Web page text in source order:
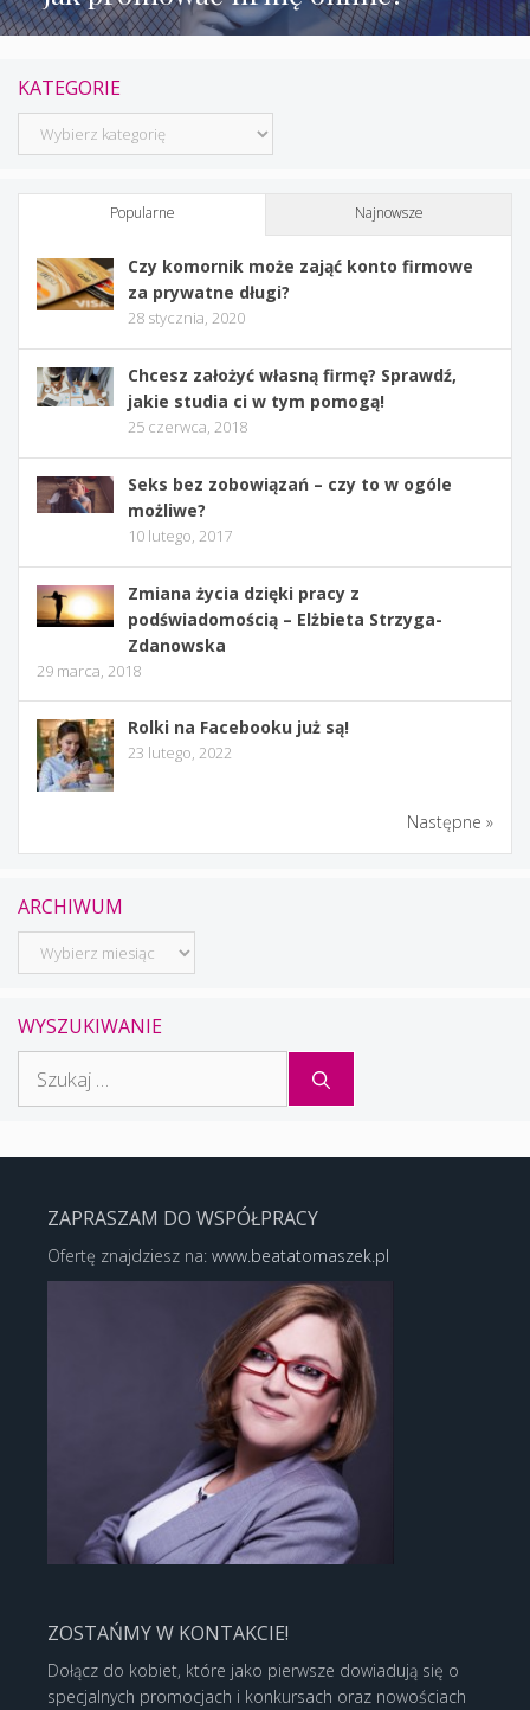
KATEGORIE
Kategorie
Popularne Najnowsze
Czy komornik może zająć konto firmowe
za prywatne długi?
28 stycznia, 2020
Chcesz założyć własną firmę? Sprawdź,
jakie studia ci w tym pomogą!
25 czerwca, 2018
Seks bez zobowiązań – czy to w ogóle
możliwe?
10 lutego, 2017
Zmiana życia dzięki pracy z
podświadomością – Elżbieta Strzyga-
Zdanowska
29 marca, 2018
Rolki na Facebooku już są!
23 lutego, 2022
Następne »
ARCHIWUM
Archiwum
WYSZUKIWANIE
ZAPRASZAM DO WSPÓŁPRACY
Ofertę znajdziesz na: www.beatatomaszek.pl
ZOSTAŃMY W KONTAKCIE!
Dołącz do kobiet, które jako pierwsze dowiadują się o
specjalnych promocjach i konkursach oraz nowościach